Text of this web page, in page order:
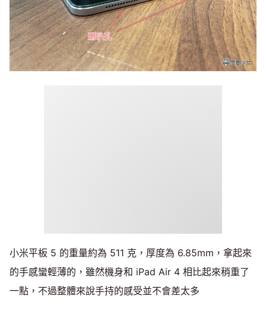
小米平板 5 的重量約為 511 克，厚度為 6.85mm，拿起來
的手感蠻輕薄的，雖然機身和 iPad Air 4 相比起來稍重了
一點，不過整體來說手持的感受並不會差太多